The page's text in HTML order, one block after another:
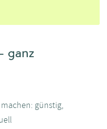
ganz
günstig,